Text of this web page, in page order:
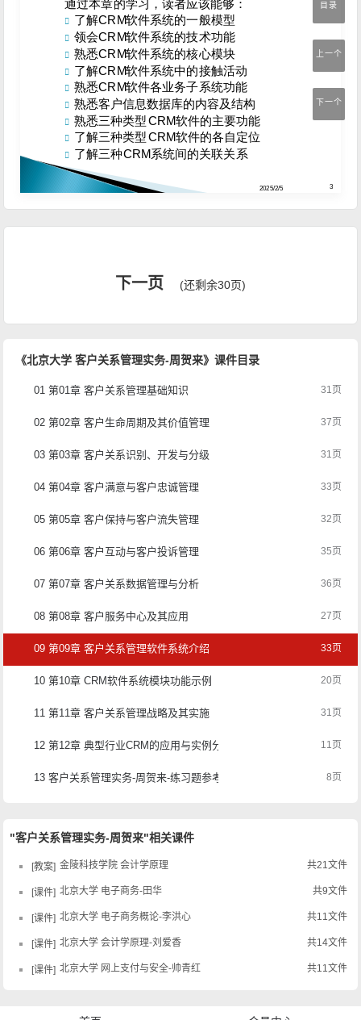
下一页 (还剩余30页)
《北京大学 客户关系管理实务-周贺来》课件目录
01 第01章 客户关系管理基础知识 31页
02 第02章 客户生命周期及其价值管理 37页
03 第03章 客户关系识别、开发与分级 31页
04 第04章 客户满意与客户忠诚管理 33页
05 第05章 客户保持与客户流失管理 32页
06 第06章 客户互动与客户投诉管理 35页
07 第07章 客户关系数据管理与分析 36页
08 第08章 客户服务中心及其应用 27页
09 第09章 客户关系管理软件系统介绍 33页
10 第10章 CRM软件系统模块功能示例 20页
11 第11章 客户关系管理战略及其实施 31页
12 第12章 典型行业CRM的应用与实例分析 11页
13 客户关系管理实务-周贺来-练习题参考答案 8页
"客户关系管理实务-周贺来"相关课件
教案 金陵科技学院 会计学原理 共21文件
课件 北京大学 电子商务-田华 共9文件
课件 北京大学 电子商务概论-李洪心 共11文件
课件 北京大学 会计学原理-刘爱香 共14文件
课件 北京大学 网上支付与安全-帅青红 共11文件
目录
上一个
下一个